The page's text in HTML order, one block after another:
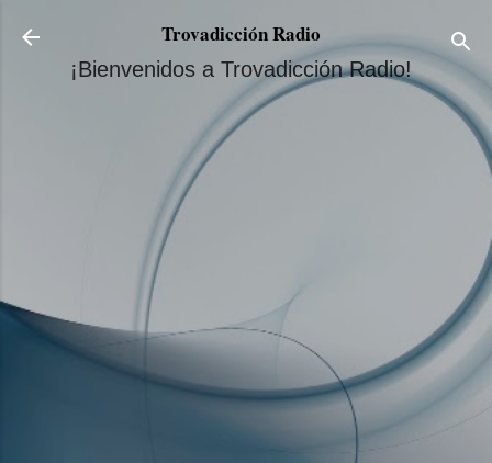
Ir al contenido principal
Trovadicción Radio
¡Bienvenidos a Trovadicción Radio!